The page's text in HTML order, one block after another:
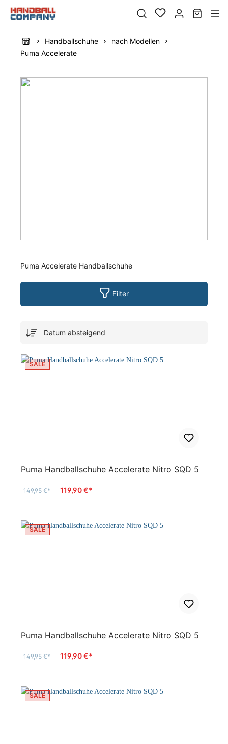
Handballschuhe
nach Modellen
Puma Accelerate
Puma Accelerate Handballschuhe
Filter
SALE
Puma Handballschuhe Accelerate Nitro SQD 5
149,95 €* 119,90 €*
SALE
Puma Handballschuhe Accelerate Nitro SQD 5
149,95 €* 119,90 €*
SALE